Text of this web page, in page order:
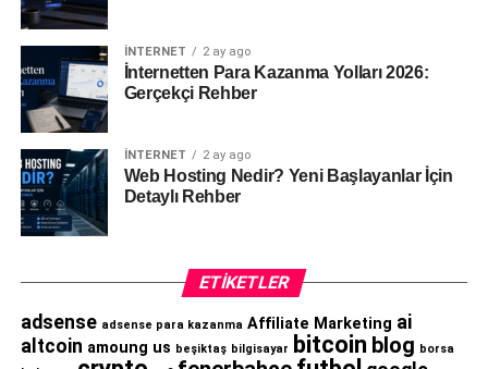
İNTERNET 2 ay ago
İnternetten Para Kazanma Yolları 2026:
Gerçekçi Rehber
İNTERNET 2 ay ago
Web Hosting Nedir? Yeni Başlayanlar İçin
Detaylı Rehber
ETIKETLER
adsense adsense para kazanma Affiliate Marketing ai
altcoin amoung us beşiktaş bilgisayar bitcoin blog borsa